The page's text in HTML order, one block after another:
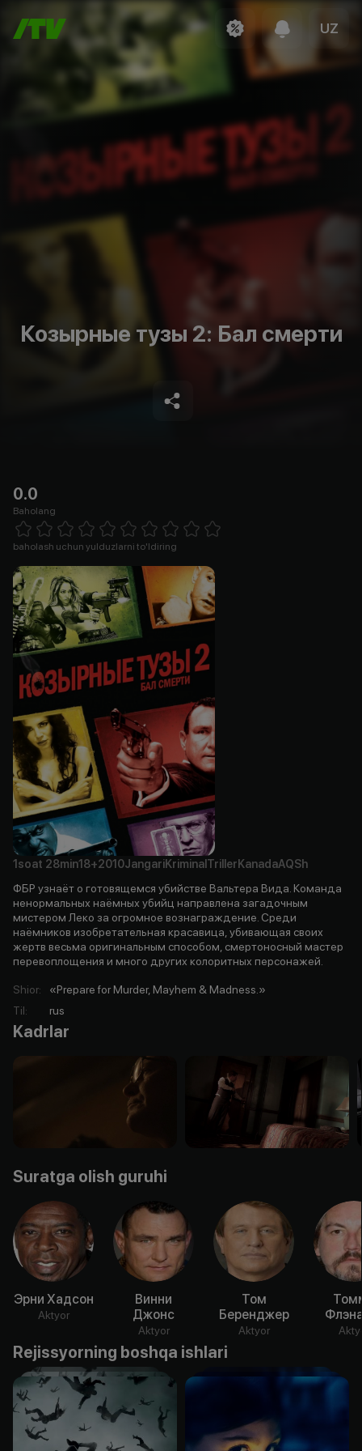
UZ
Козырные тузы 2: Бал смерти
0.0
Baholang
1 Star 2 Stars 3 Stars 4 Stars5 Stars 6 Stars7 Stars8 Stars
baholash uchun yulduzlarni to'ldiring
1soat 28min18+2010JangariKriminal Triller KanadaAQSh
ФБР узнаёт о готовящемся убийстве Вальтера Вида. Команда
ненормальных наёмных убийц направлена загадочным
мистером Леко за огромное вознаграждение. Среди
наёмников изобретательная красавица, убивающая своих
жертв весьма оригинальным способом, смертоносный мастер
перевоплощения и много других колоритных персонажей.
Shior:
«Prepare for Murder, Mayhem & Madness.»
Til: rus
Kadrlar
Suratga olish guruhi
Эрни Хадсон
Aktyor
Винни
Джонс
Aktyor
Том
Беренджер
Aktyor
Rejissyorning boshqa ishlari